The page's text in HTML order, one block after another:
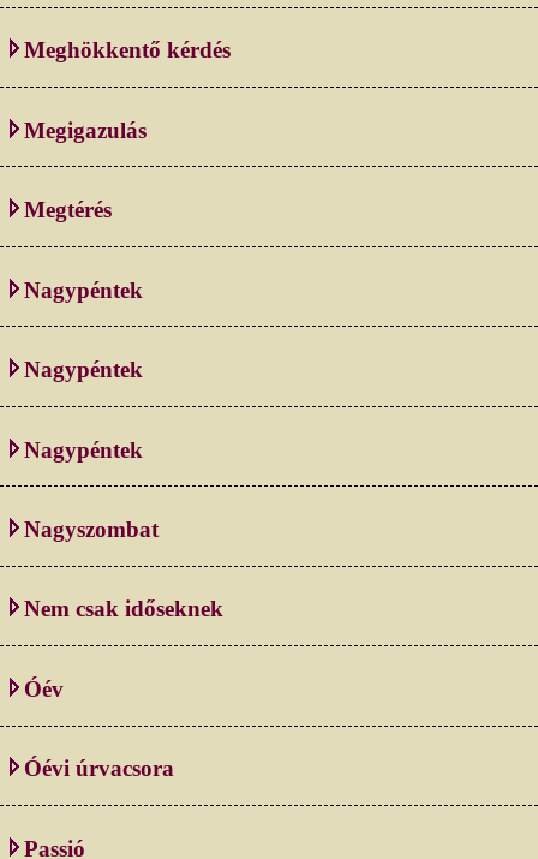
Meghökkentő kérdés
Megigazulás
Megtérés
Nagypéntek
Nagypéntek
Nagypéntek
Nagyszombat
Nem csak időseknek
Óév
Óévi úrvacsora
Passió